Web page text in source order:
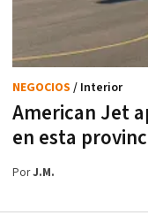
American Jet
en esta
NEGOCIOS / Interior
PorJ.M.